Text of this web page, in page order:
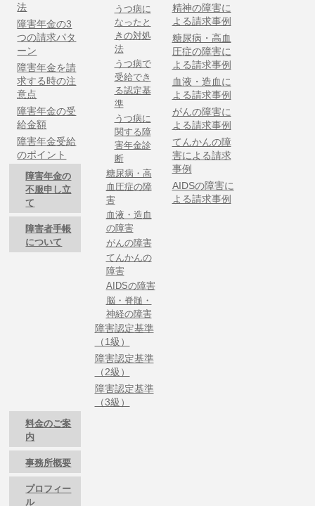
法
障害年金の3
つの請求パタ
ーン
障害年金を請
求する時の注
意点
障害年金の受
給金額
障害年金受給
のポイント
障害年金の
不服申し立
て
障害者手帳
について
うつ病に
なったと
きの対処
法
うつ病で
受給でき
る認定基
準
うつ病に
関する障
害年金診
断
糖尿病・高
血圧症の障
害
血液・造血
の障害
がんの障害
てんかんの
障害
AIDSの障害
脳・脊髄・
神経の障害
障害認定基準
（1級）
障害認定基準
（2級）
障害認定基準
（3級）
精神の障害に
よる請求事例
糖尿病・高血
圧症の障害に
よる請求事例
血液・造血に
よる請求事例
がんの障害に
よる請求事例
てんかんの障
害による請求
事例
AIDSの障害に
よる請求事例
料金のご案
内
事務所概要
プロフィー
ル